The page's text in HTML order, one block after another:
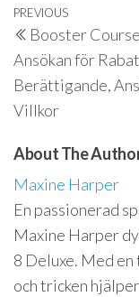
Post
navigation
Previous
Post
PREVIOUS
Booster
Ansökan för
Berättigande,
Villkor
About The
Maxine Harper
En passionerad
Maxine Harper
8 Deluxe. Med
och tricken